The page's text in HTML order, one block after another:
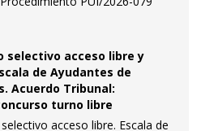
selectivo acceso libre y
de Ayudantes de
Acuerdo Tribunal:
turno libre
acceso libre. Escala de